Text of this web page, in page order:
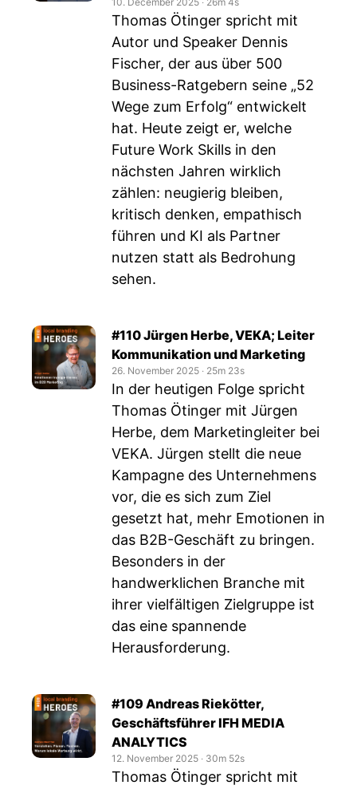
Thomas Ötinger spricht mit
Autor und Speaker Dennis
Fischer, der aus über 500
Business-Ratgebern seine „52
Wege zum Erfolg“ entwickelt
hat. Heute zeigt er, welche
Future Work Skills in den
nächsten Jahren wirklich
zählen: neugierig bleiben,
kritisch denken, empathisch
führen und KI als Partner
nutzen statt als Bedrohung
sehen.
#110 Jürgen Herbe, VEKA; Leiter
Kommunikation und Marketing
26. November 2025 ‧ 25m 23s
In der heutigen Folge spricht
Thomas Ötinger mit Jürgen
Herbe, dem Marketingleiter bei
VEKA. Jürgen stellt die neue
Kampagne des Unternehmens
vor, die es sich zum Ziel
gesetzt hat, mehr Emotionen in
das B2B-Geschäft zu bringen.
Besonders in der
handwerklichen Branche mit
ihrer vielfältigen Zielgruppe ist
das eine spannende
Herausforderung.
#109 Andreas Riekötter,
Geschäftsführer IFH MEDIA
ANALYTICS
12. November 2025 ‧ 30m 52s
Thomas Ötinger spricht mit